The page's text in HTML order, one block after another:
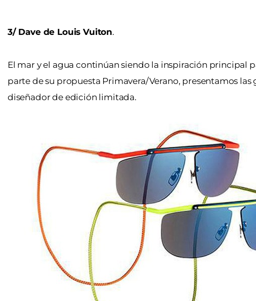
3/ Dave de Louis Vuiton.
El mar y el agua continúan siendo la inspiración principal
parte de su propuesta Primavera/Verano, presentamos
diseñador de edición limitada.